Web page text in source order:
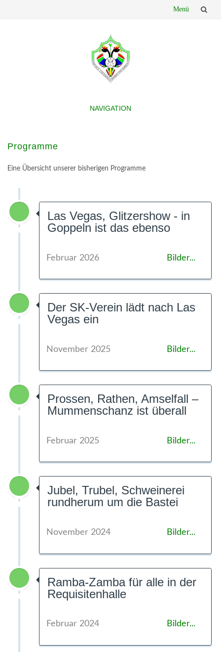
Menü
NAVIGATION
content
Programme
Eine Übersicht unserer bisherigen Programme
Las Vegas, Glitzershow - in
Goppeln ist das ebenso
Bilder...
Februar 2026
Der SK-Verein lädt nach Las
Vegas ein
Bilder...
November 2025
Prossen, Rathen, Amselfall –
Mummenschanz ist überall
Bilder...
Februar 2025
Jubel, Trubel, Schweinerei
rundherum um die Bastei
Bilder...
November 2024
Ramba-Zamba für alle in der
Requisitenhalle
Bilder...
Februar 2024